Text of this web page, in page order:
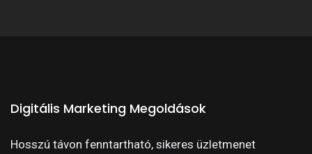
Digitális Marketing Megoldások
Hosszú távon fenntartható, sikeres üzletmenet